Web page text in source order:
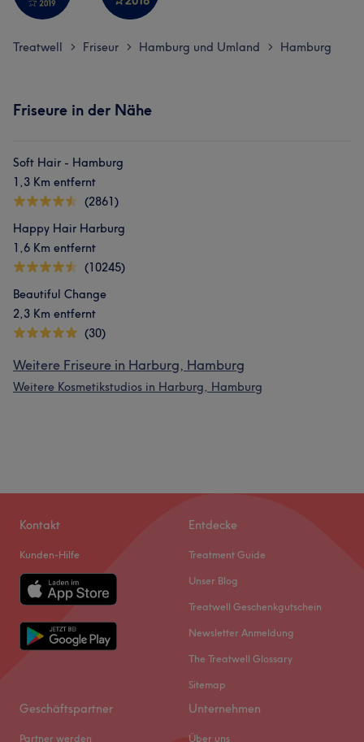
Treatwell > Friseur > Hamburg und Umland > Hamburg
Friseure in der Nähe
Soft Hair - Hamburg
1,3 Km entfernt
(2861)
Happy Hair Harburg
1,6 Km entfernt
(10245)
Beautiful Change
2,3 Km entfernt
(30)
Weitere Friseure in Harburg, Hamburg
Weitere Kosmetikstudios in Harburg, Hamburg
Kontakt
Kunden-Hilfe
Entdecke
Treatment Guide
Unser Blog
Treatwell Geschenkgutschein
Newsletter Anmeldung
The Treatwell Glossary
Sitemap
Geschäftspartner
Partner werden
Unternehmen
Über uns